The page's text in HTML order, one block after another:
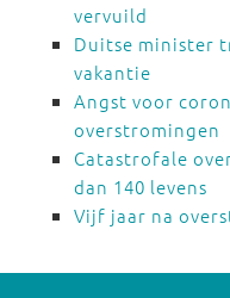
vervuild
Duitse minister
vakantie
Angst voor
overstromingen
Catastrofale
dan 140 levens
Vijf jaar na